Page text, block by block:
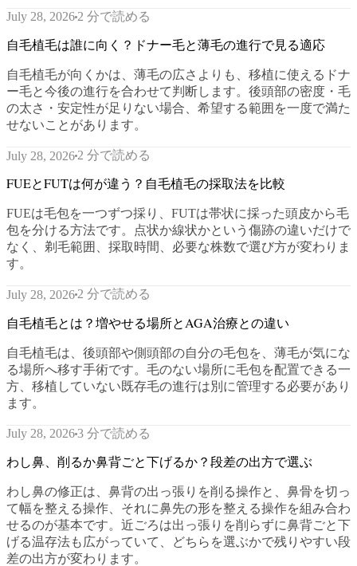
July 28, 2026 2 分で読める
自毛植毛は誰に向く？ドナー毛と薄毛の進行で見る適応
自毛植毛が向くかは、薄毛の広さよりも、移植に使えるドナ
ー毛と今後の進行を合わせて判断します。後頭部の密度・毛
の太さ・安定性が足りない場合、希望する範囲を一度で満た
せないことがあります。
July 28, 2026 2 分で読める
FUEとFUTは何が違う？自毛植毛の採取法を比較
FUEは毛包を一つずつ採り、FUTは帯状に採った頭皮から毛
包を分ける方法です。点状か線状かという傷跡の違いだけで
なく、剃毛範囲、採取時間、必要な株数で選び方が変わりま
す。
July 28, 2026 2 分で読める
自毛植毛とは？増やせる場所とAGA治療との違い
自毛植毛は、後頭部や側頭部の自分の毛包を、薄毛が気にな
る場所へ移す手術です。毛のない場所に毛包を配置できる一
方、移植していない既存毛の進行は別に管理する必要があり
ます。
July 28, 20263 分で読める
わし鼻、削るか鼻背ごと下げるか？段差の出方で選ぶ
わし鼻の修正は、鼻背の出っ張りを削る操作と、鼻骨を切っ
て幅を整える操作、それに鼻先の形を整える操作を組み合わ
せるのが基本です。近ごろは出っ張りを削らずに鼻背ごと下
げる温存法も広がっていて、どちらを選ぶかで残りやすい段
差の出方が変わります。